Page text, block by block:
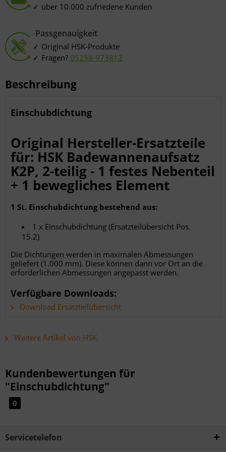
über 10.000 zufriedene Kunden
Passgenauigkeit
Original HSK-Produkte
Fragen? 05258-973812
Beschreibung
Einschubdichtung
Original Hersteller-Ersatzteile
für: HSK Badewannenaufsatz
K2P, 2-teilig - 1 festes Nebenteil
+ 1 bewegliches Element
1 St. Einschubdichtung bestehend aus:
1 x Einschubdichtung (Ersatzteilübersicht Pos.
15.2)
Die Dichtungen werden in maximalen Abmessungen
geliefert (1.000 mm). Diese können dann vor Ort an die
erforderlichen Abmessungen angepasst werden.
Verfügbare Downloads:
Download Ersatzteilübersicht
Weitere Artikel von HSK
Kundenbewertungen für
"Einschubdichtung"
0
Servicetelefon